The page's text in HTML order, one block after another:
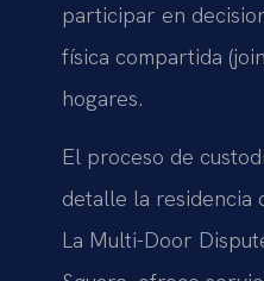
participar en
física compartida
hogares.
El proceso de
detalle la residencia
La Multi-Door